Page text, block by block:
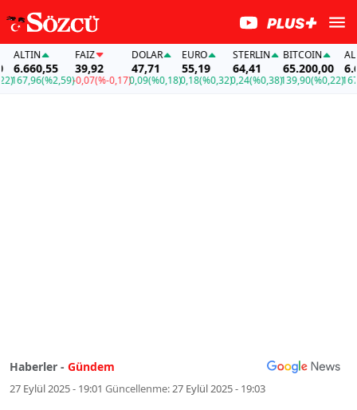
(%2,59)
FAİZ
39,92
-0,07(%-0,17)
DOLAR
47,71
0,09(%0,18)
EURO
55,19
0,18(%0,32)
STERLIN
64,41
0,24(%0,38)
BITCOIN
65.200,00
139,90(%0,22)
ALTIN
167,96
Haberler - Gündem
27 Eylül 2025 - 19:01 Güncellenme:27 Eylül 2025 - 19:03